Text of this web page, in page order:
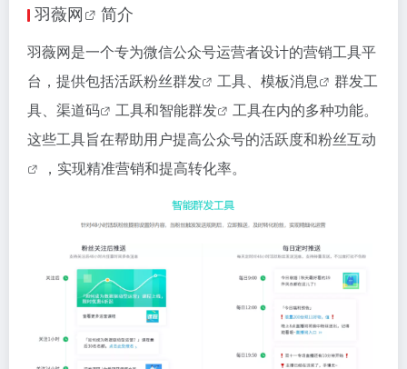
羽薇网 简介
羽薇网是一个专为微信公众号运营者设计的营销工具平
台，提供包括活跃粉丝群发 工具、 模板消息
群发工
具、 渠道码 工具和智能群发
工具在内的多种功能。
这些工具旨在帮助用户提高公众号的活跃度和粉丝互动
，实现精准营销和提高转化率。